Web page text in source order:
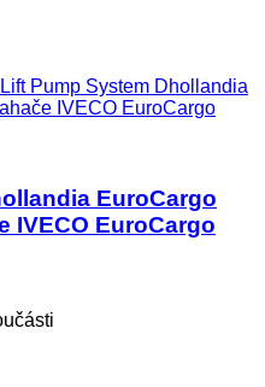
Pump System Dhollandia
IVECO EuroCargo
EuroCargo
IVECO EuroCargo